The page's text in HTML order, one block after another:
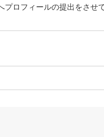
ロフィールの提出をさせ